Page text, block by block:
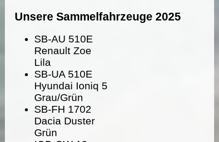
Unsere Sammelfahrzeuge 2025
SB-AU 510E
Renault Zoe
Lila
SB-UA 510E
Hyundai Ioniq 5
Grau/Grün
SB-FH 1702
Dacia Duster
Grün